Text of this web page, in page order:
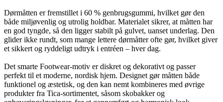
Dørmåtten er fremstillet i 60 % genbrugsgummi, hvilket gør den
både miljøvenlig og utrolig holdbar. Materialet sikrer, at måtten har
en god tyngde, så den ligger stabilt på gulvet, uanset underlag. Den
glider ikke rundt, som mange lettere dørmåtter ofte gør, hvilket giver
et sikkert og ryddeligt udtryk i entréen – hver dag.
Det smarte Footwear-motiv er diskret og dekorativt og passer
perfekt til et moderne, nordisk hjem. Designet gør måtten både
funktionel og æstetisk, og den kan nemt kombineres med øvrige
produkter fra Tica-sortimentet, såsom skobakker og